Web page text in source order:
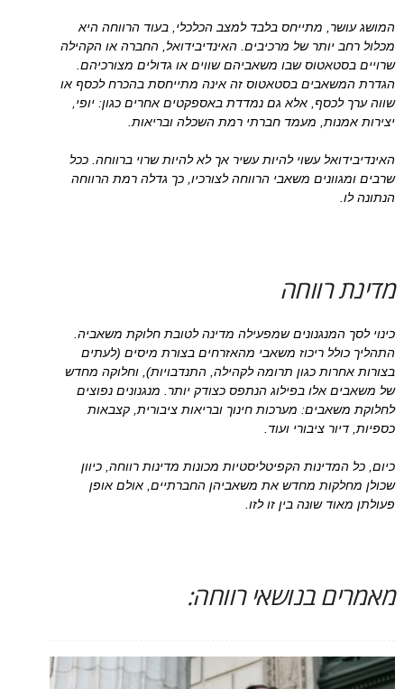
המושג עושר, מתייחס בלבד למצב הכלכלי, בעוד הרווחה היא
מכלול רחב יותר של מרכיבים. האינדיבידואל, החברה או הקהילה
שרויים בסטאטוס שבו משאביהם שווים או גדולים מצורכיהם.
הגדרת המשאבים בסטאטוס זה אינה מתייחסת בהכרח לכסף או
שווה ערך לכסף, אלא גם נמדדת באספקטים אחרים כגון: יופי,
יצירות אמנות, מעמד חברתי רמת השכלה ובריאות.
האינדיבידואל עשוי להיות עשיר אך לא להיות שרוי ברווחה. ככל
שרבים ומגוונים משאבי הרווחה לצורכיו, כך גדלה רמת הרווחה
הנתונה לו.
מדינת רווחה
כינוי לסך המנגנונים שמפעילה מדינה לטובת חלוקת משאביה.
התהליך כולל ריכוז משאבי מהאזרחים בצורת מיסים (לעתים
בצורות אחרות כגון תרומה לקהילה, התנדבויות), וחלוקה מחדש
של משאבים אלו בפילוג הנתפס כצודק יותר. מנגנונים נפוצים
לחלוקת משאבים: מערכות חינוך ובריאות ציבורית, קצבאות
כספיות, דיור ציבורי ועוד.
כיום, כל המדינות הקפיטליסטיות מכונות מדינות רווחה, כיוון
שכולן מחלקות מחדש את משאביהן החברתיים, אולם אופן
פעולתן מאוד שונה בין זו לזו.
מאמרים בנושאי רווחה: